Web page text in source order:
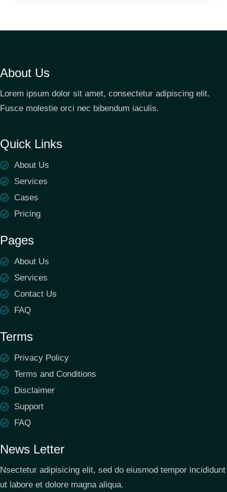
About Us
Lorem ipsum dolor sit amet, consectetur adipiscing elit.
Fusce molestie orci nec bibendum iaculis.
Quick Links
About Us
Services
Cases
Pricing
Pages
About Us
Services
Contact Us
FAQ
Terms
Privacy Policy
Terms and Conditions
Disclaimer
Support
FAQ
News Letter
Nsectetur adipisicing elit, sed do eiusmod tempor incididunt
ut labore et dolore magna aliqua.